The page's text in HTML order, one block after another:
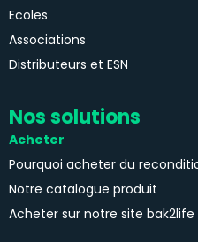
Ecoles
Associations
Distributeurs et ESN
Nos solutions
Acheter
Pourquoi acheter du
Notre catalogue produit
Acheter sur notre site bak2life